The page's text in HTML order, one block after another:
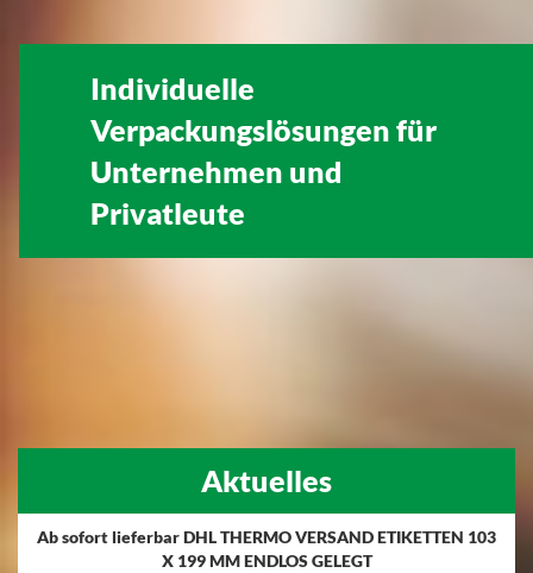
Individuelle
Verpackungslösungen für
Unternehmen und
Privatleute
Aktuelles
Ab sofort lieferbar DHL THERMO VERSAND ETIKETTEN 103
X 199 MM ENDLOS GELEGT